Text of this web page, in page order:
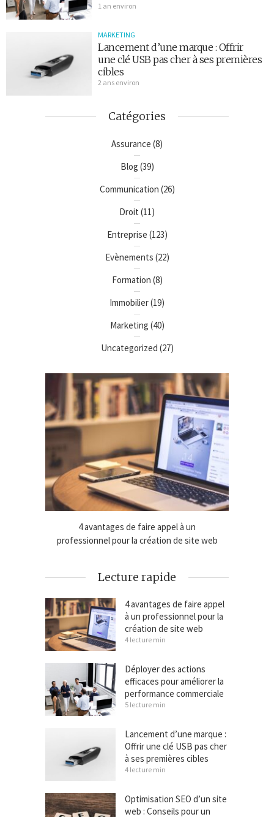
1 an environ
MARKETING
Lancement d’une marque : Offrir
une clé USB pas cher à ses premières
cibles
2 ans environ
Catégories
Assurance (8)
Blog (39)
Communication (26)
Droit (11)
Entreprise (123)
Evènements (22)
Formation (8)
Immobilier(19)
Marketing (40)
Uncategorized (27)
4 avantages de faire appel à un
professionnel pour la création de site web
Lecture rapide
4 avantages de faire appel
à un professionnel pour la
création de site web
4 lecture min
Déployer des actions
efficaces pour améliorer la
performance commerciale
5 lecture min
Lancement d’une marque :
Offrir une clé USB pas cher
à ses premières cibles
4 lecture min
Optimisation SEO d’un site
web : Conseils pour un